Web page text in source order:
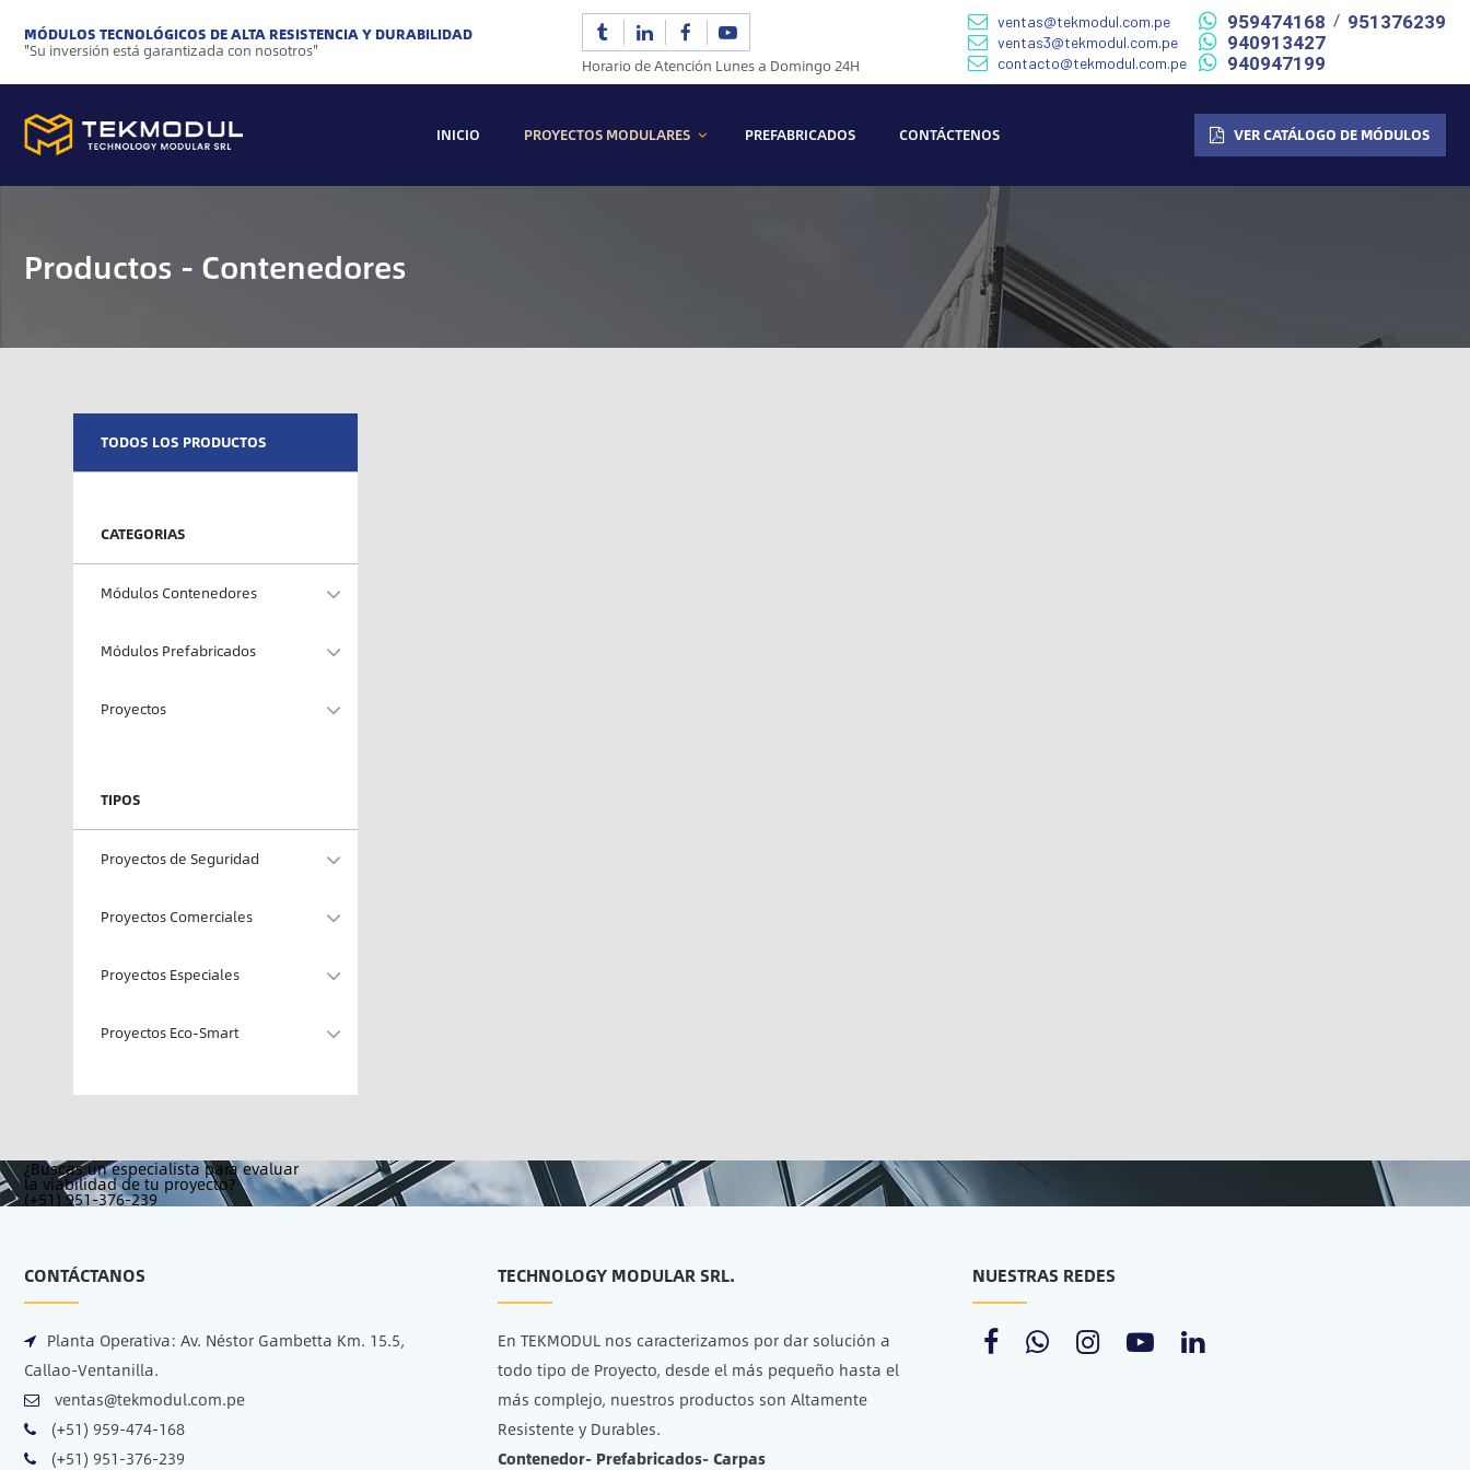
MÓDULOS TECNOLÓGICOS DE ALTA RESISTENCIA Y DURABILIDAD
"Su inversión está garantizada con nosotros"
Horario de Atención Lunes a Domingo 24H
ventas@tekmodul.com.pe 959474168 / 951376239
ventas3@tekmodul.com.pe 940913427
contacto@tekmodul.com.pe 940947199
INICIO PROYECTOS MODULARES PREFABRICADOS CONTÁCTENOS VER CATÁLOGO DE MÓDULOS
Productos - Contenedores
TODOS LOS PRODUCTOS
CATEGORIAS
Módulos Contenedores
Módulos Prefabricados
Proyectos
TIPOS
Proyectos de Seguridad
Proyectos Comerciales
Proyectos Especiales
Proyectos Eco-Smart
¿Buscas un especialista para evaluar
la viabilidad de tu proyecto?
(+51) 951-376-239
CONTÁCTANOS
Planta Operativa: Av. Néstor Gambetta Km. 15.5,
Callao-Ventanilla.
ventas@tekmodul.com.pe
(+51) 959-474-168
(+51) 951-376-239
TECHNOLOGY MODULAR SRL.
En TEKMODUL nos caracterizamos por dar solución a
todo tipo de Proyecto, desde el más pequeño hasta el
más complejo, nuestros productos son Altamente
Resistente y Durables.
Contenedor- Prefabricados- Carpas
NUESTRAS REDES